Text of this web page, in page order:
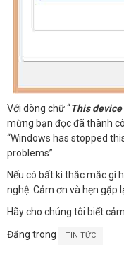
Với dòng chữ “This
mừng bạn đọc đã thành
“Windows has stopped
problems”.
Nếu có bất kì thắc mắc gì
nghệ. Cảm ơn và hẹn gặp
Hãy cho chúng tôi biết
Đăng trong
TIN TỨC